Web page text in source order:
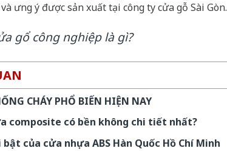
ưng ý được sản xuất tại công ty cửa gỗ Sài Gòn.
gổ công nghiệp là gì?
CHÁY PHỔ BIẾN HIỆN NAY
composite có bền không chi tiết nhất?
của cửa nhựa ABS Hàn Quốc Hồ Chí Minh